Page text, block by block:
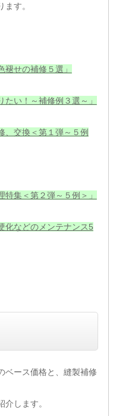
す。
褪せの補修５選」
たい！～補修例３選～」
、交換＜第１弾～５例
特集＜第２弾～５例＞」
化などのメンテナンス5
ベース価格と、縫製補修
します。